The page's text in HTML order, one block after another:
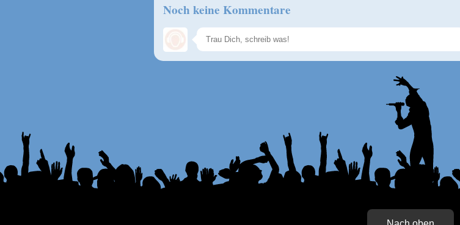
Noch keine Kommentare
Speichern